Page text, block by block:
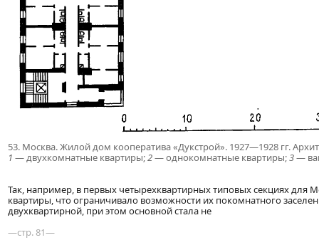
53. Москва. Жилой дом кооператива «Дукстрой». 1927—1928 гг.
1 — двухкомнатные квартиры;2— однокомнатные квартиры;3—
Так, например, в первых четырехквартирных типовых секциях для
квартиры, что ограничивало возможности их покомнатного
двухквартирной, при этом основной стала не
—стр. 81—